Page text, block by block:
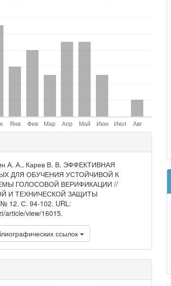
А. А., Карев В. В. ЭФФЕКТИВНАЯ
ДЛЯ ОБУЧЕНИЯ УСТОЙЧИВОЙ К
ГОЛОСОВОЙ ВЕРИФИКАЦИИ //
И ТЕХНИЧЕСКОЙ ЗАЩИТЫ
С. 94-102. URL:
article/view/16015.
ссылок